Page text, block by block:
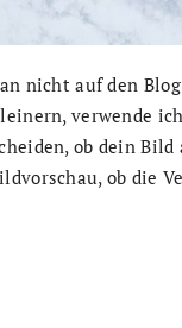
nicht auf den
verwende
ob dein
ob die